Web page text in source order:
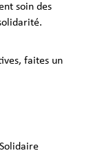
soin des
faites un